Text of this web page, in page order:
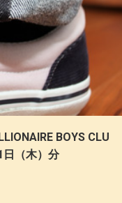
BOYS CLU
日（木）分